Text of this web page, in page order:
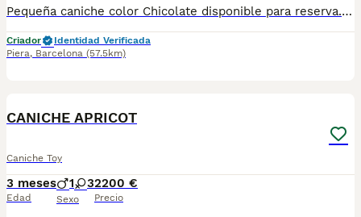
Pequeña caniche color Chicolate disponible para reserva. Centro Canino Vallbonica es mucho más que un centro de cría , es una familia comprometida con el bienestar animal y la cria responsable, por ello todos nuestros bebés nacen y se crían en nuestras instalaciones , asegurando así un correcto desarrollo y una magnífica socialización, consiguiendo en cada ejemplar un carácter juguetón y extrovertido algo primordial para su adaptación como un miembro más en tu familia . Se entregan con el carnet de vacunas con el plan correspondiente a su edad , desparasitados y microchip implantado y activado en registro de Anicom. Facilitamos junto al cachorro contrato de compra con garantías víricas de 15 días y congénitas de 1 año . Contamos con un gran equipo de profesionales entre los que se encuentran educadores, auxiliares y Veterinarios ofreciendo los controles sanitarios necesarios así como continua vigilancia asegurando su bienestar . Hacemos envíos a toda España con empresa de transporte privado, proporcionando un viaje confortable y ofreciendo las atenciones necesarias a nuestros bebés . Si estás interesado en alguno de nuestros ejemplares solicita información sin compromiso al 722269698 . También atendemos vía WhatsApp . PRECIO REAL ( incluye el IVA) . Núcleo zoológico B2501315
Criador
Identidad Verificada
Piera, Barcelona (57.5km)
CANICHE APRICOT
Caniche Toy
3 meses
Edad
1 3
Sexo
2200 €
Precio